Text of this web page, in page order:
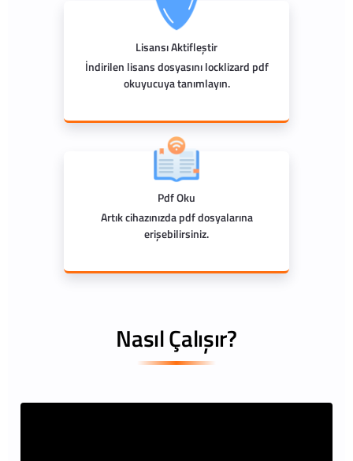
Lisansı Aktifleştir
İndirilen lisans dosyasını locklizard pdf
okuyucuya tanımlayın.
Pdf Oku
Artık cihazınızda pdf dosyalarına
erişebilirsiniz.
Nasıl Çalışır?